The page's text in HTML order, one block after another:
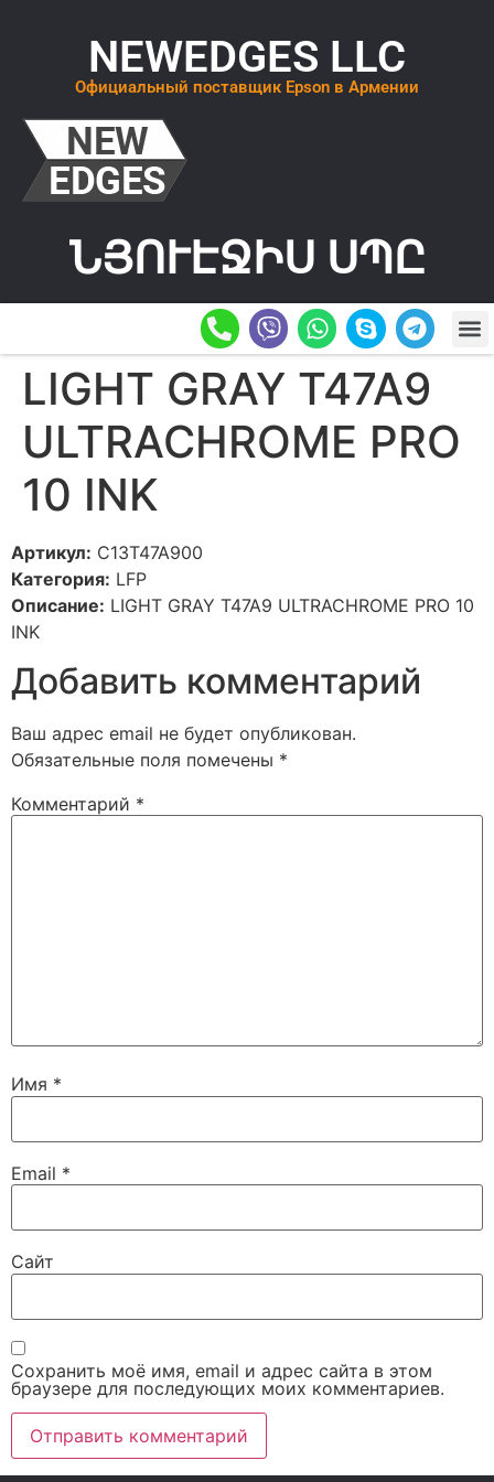
NEWEDGES LLC
Официальный поставщик Epson в Армении
ՆՅՈՒԷՋԻՍ ՍՊԸ
LIGHT GRAY T47A9
ULTRACHROME PRO
10 INK
Артикул: C13T47A900
Категория: LFP
Описание: LIGHT GRAY T47A9 ULTRACHROME PRO 10
INK
Добавить комментарий
Ваш адрес email не будет опубликован.
Обязательные поля помечены *
Комментарий *
Имя *
Email *
Сайт
Сохранить моё имя, email и адрес сайта в этом
браузере для последующих моих комментариев.